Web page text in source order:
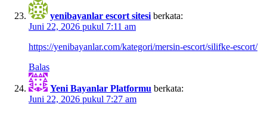
yenibayanlar escort sitesi berkata:
Juni 22, 2026 pukul 7:11 am
https://yenibayanlar.com/kategori/mersin-escort/silifke-escort/
Balas
Yeni Bayanlar Platformu berkata:
Juni 22, 2026 pukul 7:27 am